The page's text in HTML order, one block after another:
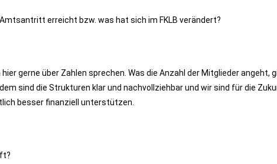
erreicht bzw. was hat sich im FKLB verändert?
gerne über Zahlen sprechen. Was die Anzahl der Mitglieder angeht,
sind die Strukturen klar und nachvollziehbar und wir sind für die
besser finanziell unterstützen.